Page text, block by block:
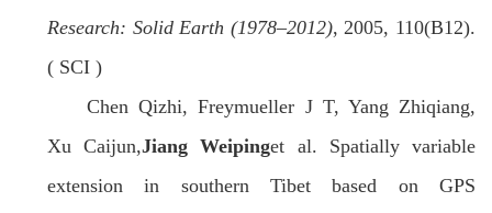
Research: Solid Earth (1978–2012), 2005, 110(B12).
( SCI )
Chen Qizhi, Freymueller J T, Yang Zhiqiang,
Xu Caijun,Jiang Weipinget al. Spatially variable
extension in southern Tibet based on GPS